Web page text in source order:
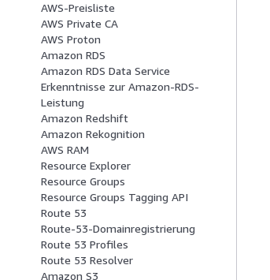
AWS-Preisliste
AWS Private CA
AWS Proton
Amazon RDS
Amazon RDS Data Service
Erkenntnisse zur Amazon-RDS-
Leistung
Amazon Redshift
Amazon Rekognition
AWS RAM
Resource Explorer
Resource Groups
Resource Groups Tagging API
Route 53
Route-53-Domainregistrierung
Route 53 Profiles
Route 53 Resolver
Amazon S3